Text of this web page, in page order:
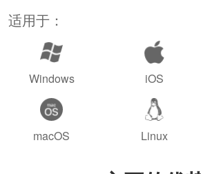
适用于：
Windows iOS
macOS Linux